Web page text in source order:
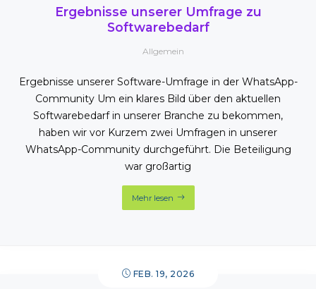
Ergebnisse unserer Umfrage zu
Softwarebedarf
Allgemein
Ergebnisse unserer Software-Umfrage in der WhatsApp-
Community Um ein klares Bild über den aktuellen
Softwarebedarf in unserer Branche zu bekommen,
haben wir vor Kurzem zwei Umfragen in unserer
WhatsApp-Community durchgeführt. Die Beteiligung
war großartig
Mehr lesen
FEB. 19, 2026